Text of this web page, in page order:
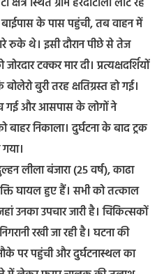
स्थित ग्राम हरदीटोला लौट रहे
के पास पहुंची, तब वाहन में
रुके थे। इसी दौरान पीछे से तेज
टक्कर मार दी। प्रत्यक्षदर्शियों
बुरी तरह क्षतिग्रस्त हो गई।
गई और आसपास के लोगों ने
निकाला। दुर्घटना के बाद ट्रक
लीला बंजारा (25 वर्ष), काढा
घायल हुए हैं। सभी को तत्काल
उनका उपचार जारी है। चिकित्सकों
रखी जा रही है। घटना की
पर पहुंची और दुर्घटनास्थल का